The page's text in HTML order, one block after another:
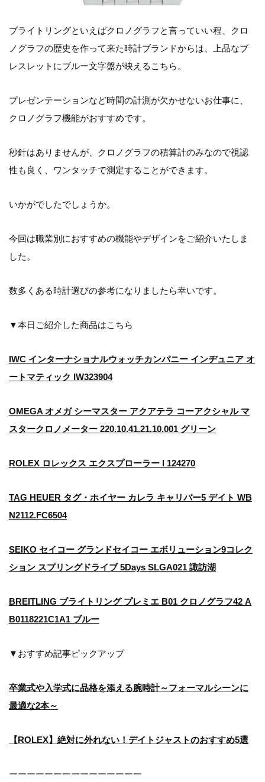
ブライトリングといえばクロノグラフと言っていい程、クロ
ノグラフの歴史を作って来た時計ブランドからは、上品なブ
レスレットにブルー文字盤が映えるこちら。
プレゼンテーションなど時間の計測が欠かせないお仕事に、
クロノグラフ機能がおすすめです。
秒針はありませんが、クロノグラフの積算計のみなので視認
性も良く、ワンタッチで測定することができます。
いかがでしたでしょうか。
今回は職業別におすすめの機能やデザインをご紹介いたしま
した。
数多くある時計選びの参考になりましたら幸いです。
▼本日ご紹介した商品はこちら
IWC インターナショナルウォッチカンパニー インヂュニア オ
ートマティック IW323904
OMEGA オメガ シーマスター アクアテラ コーアクシャル マ
スタークロノメーター 220.10.41.21.10.001 グリーン
ROLEX ロレックス エクスプローラー I 124270
TAG HEUER タグ・ホイヤー カレラ キャリバー5 デイト WB
N2112.FC6504
SEIKO セイコー グランドセイコー エボリューション9コレク
ション スプリングドライブ 5Days SLGA021 諏訪湖
BREITLING ブライトリング プレミエ B01 クロノグラフ42 A
B0118221C1A1 ブルー
▼おすすめ記事ピックアップ
卒業式や入学式に品格を添える腕時計～フォーマルシーンに
最適な2本～
【ROLEX】絶対に外れない！デイトジャストのおすすめ5選
ーーーーーーーーーーーーーーー